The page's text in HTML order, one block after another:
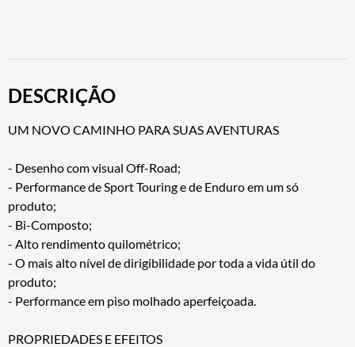
DESCRIÇÃO
UM NOVO CAMINHO PARA SUAS AVENTURAS
- Desenho com visual Off-Road;
- Performance de Sport Touring e de Enduro em um só
produto;
- Bi-Composto;
- Alto rendimento quilométrico;
- O mais alto nível de dirigibilidade por toda a vida útil do
produto;
- Performance em piso molhado aperfeiçoada.
PROPRIEDADES E EFEITOS